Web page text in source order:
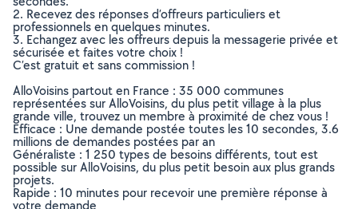
2. Recevez des réponses d’offreurs particuliers et
professionnels en quelques minutes.
3. Echangez avec les offreurs depuis la messagerie privée et
sécurisée et faites votre choix !
C’est gratuit et sans commission !
AlloVoisins partout en France : 35 000 communes
représentées sur AlloVoisins, du plus petit village à la plus
grande ville, trouvez un membre à proximité de chez vous !
Efficace : Une demande postée toutes les 10 secondes, 3.6
millions de demandes postées par an
Généraliste : 1 250 types de besoins différents, tout est
possible sur AlloVoisins, du plus petit besoin aux plus grands
projets.
Rapide : 10 minutes pour recevoir une première réponse à
votre demande